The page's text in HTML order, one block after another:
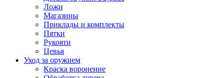
Ложи
Магазины
Приклады и комплекты
Пятки
Рукояти
Цевья
Уход за оружием
Краска воронение